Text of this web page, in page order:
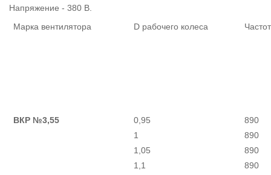
Напряжение - 380 В.
Марка вентилятора
D рабочего колеса
ВКР №3,55 0,95
890
1
890
1,05
890
1,1
890